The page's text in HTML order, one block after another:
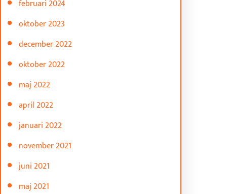
februari 2024
oktober 2023
december 2022
oktober 2022
maj 2022
april 2022
januari 2022
november 2021
juni 2021
maj 2021